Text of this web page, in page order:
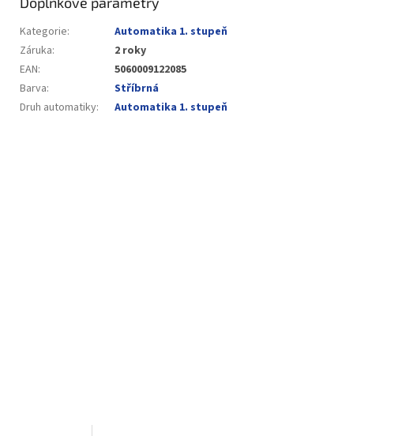
Kategorie:
Automatika 1. stupeň
Záruka:
2 roky
EAN:
5060009122085
Barva:
Stříbrná
Druh automatiky: Automatika 1. stupeň